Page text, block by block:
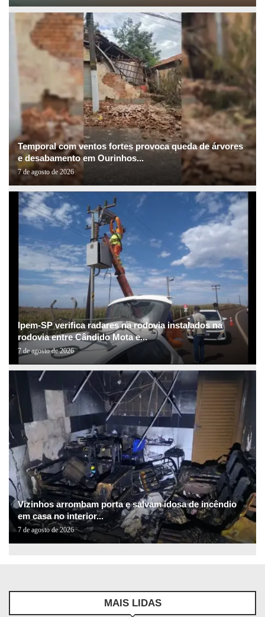
Temporal com ventos fortes provoca queda de árvores
e desabamento em Ourinhos...
7 de agosto de 2026
Ipem-SP verifica radares na rodovia instalados na
rodovia entre Cândido Mota e...
7 de agosto de 2026
Vizinhos arrombam porta e salvam idosa de incêndio
em casa no interior...
7 de agosto de 2026
MAIS LIDAS